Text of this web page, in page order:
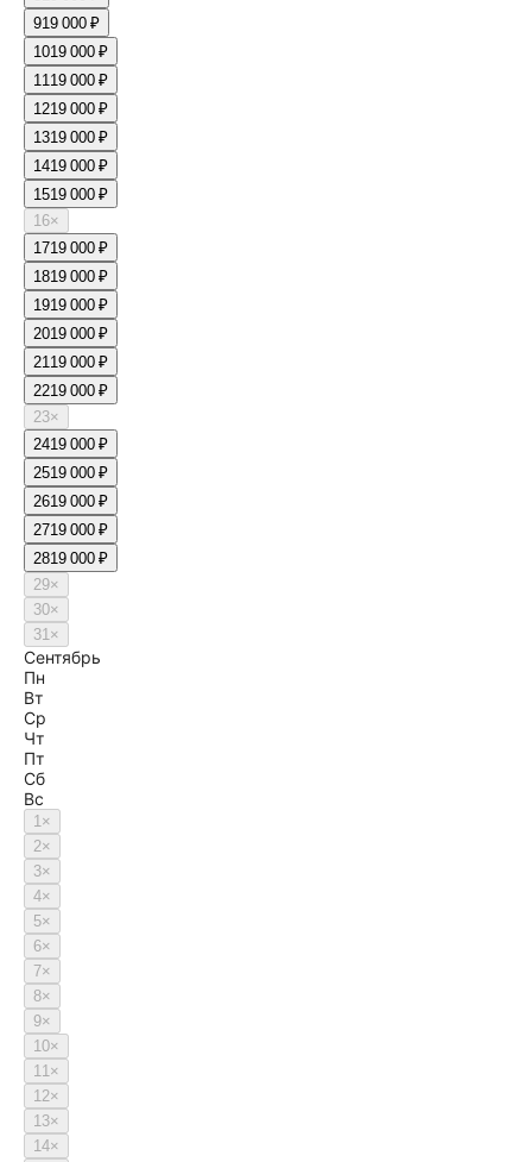
919 000 ₽
1019 000 ₽
1119 000 ₽
1219 000 ₽
1319 000 ₽
1419 000 ₽
1519 000 ₽
16×
1719 000 ₽
1819 000 ₽
1919 000 ₽
2019 000 ₽
2119 000 ₽
2219 000 ₽
23×
2419 000 ₽
2519 000 ₽
2619 000 ₽
2719 000 ₽
2819 000 ₽
29×
30×
31×
Сентябрь
Пн
Вт
Ср
Чт
Пт
Сб
Вс
1×
2×
3×
4×
5×
6×
7×
8×
9×
10×
11×
12×
13×
14×